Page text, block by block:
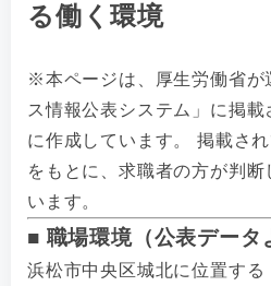
る働く環境
※本ページは、厚生労働省が
ス情報公表システム」に掲載
に作成しています。 掲載さ
をもとに、求職者の方が判
います。
■ 職場環境（公表データ
浜松市中央区城北に位置する